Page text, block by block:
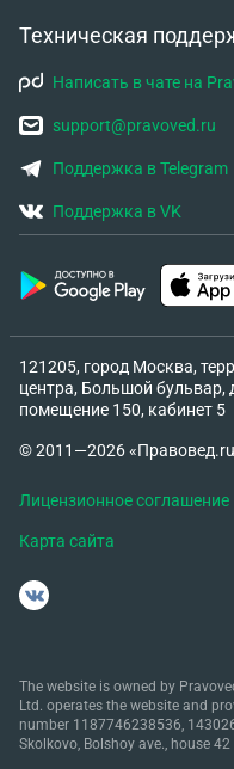
Техническая
Написать в чате на
support@pravoved.ru
Поддержка в Telegram
Поддержка в VK
121205, город Москва,
центра, Большой бульвар,
помещение 150, кабинет 5
© 2011—2026
Лицензионное соглашение
Карта сайта
The website is owned by
Ltd. operates the website and
number 1187746238536,
Skolkovo, Bolshoy ave., house